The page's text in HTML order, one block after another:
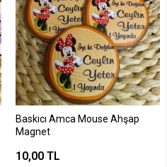
Baskıcı Amca Mouse Ahşap
Magnet
10,00 TL